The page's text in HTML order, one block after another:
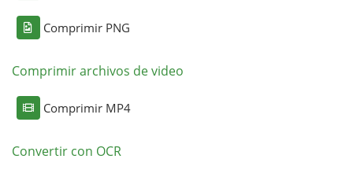
Comprimir PNG
Comprimir archivos de video
Comprimir MP4
Convertir con OCR